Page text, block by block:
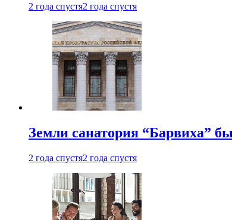
2 года спустя2 года спустя
Земли санатория “Барвиха”
2 года спустя2 года спустя